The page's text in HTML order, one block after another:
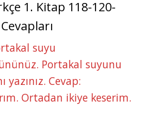
1. Kitap 118-120-
suyu
Portakal suyunu
yazınız. Cevap:
Ortadan ikiye keserim.